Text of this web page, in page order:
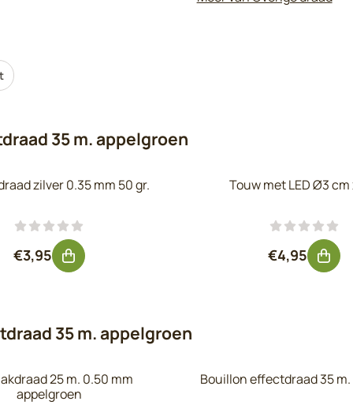
35 m. appelgroen
zilver 0.35 mm 50 gr.
Prijs: 3,95, exclusief btw: 3,26
€3,95
Touw met LED Ø3 cm
Prijs:
€4,95
35 m. appelgroen
25 m. 0.50 mm
appelgroen
Bouillon effectdraad 35